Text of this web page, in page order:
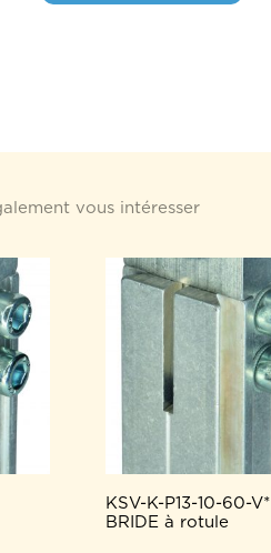
vous intéresser
KSV-K-P13-10-60-V*
BRIDE à rotule